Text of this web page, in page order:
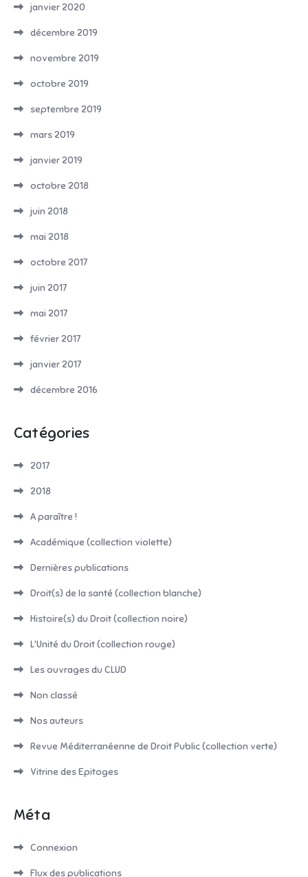
janvier 2020
décembre 2019
novembre 2019
octobre 2019
septembre 2019
mars 2019
janvier 2019
octobre 2018
juin 2018
mai 2018
octobre 2017
juin 2017
mai 2017
février 2017
janvier 2017
décembre 2016
Catégories
2017
2018
A paraître !
Académique (collection violette)
Dernières publications
Droit(s) de la santé (collection blanche)
Histoire(s) du Droit (collection noire)
L'Unité du Droit (collection rouge)
Les ouvrages du CLUD
Non classé
Nos auteurs
Revue Méditerranéenne de Droit Public (collection verte)
Vitrine des Epitoges
Méta
Connexion
Flux des publications